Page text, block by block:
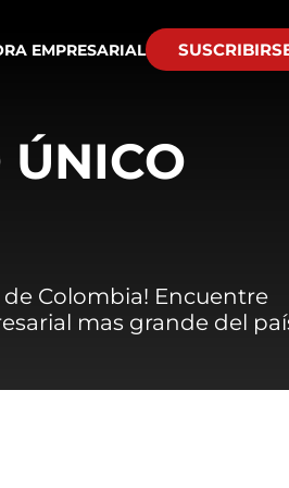
EMPRESARIAL
ÚNICO
Colombia! Encuentre
mas grande del